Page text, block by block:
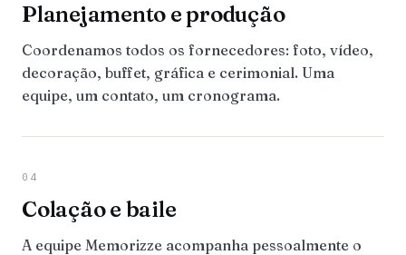
Planejamento e produção
Coordenamos todos os fornecedores: foto, vídeo,
decoração, buffet, gráfica e cerimonial. Uma
equipe, um contato, um cronograma.
04
Colação e baile
A equipe Memorizze acompanha pessoalmente o